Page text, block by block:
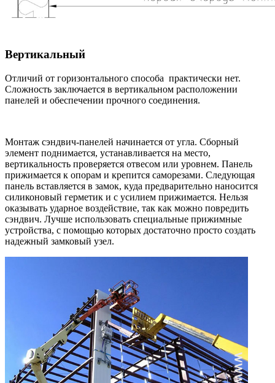
Вертикальный
Отличий от горизонтального способа практически нет.
Сложность заключается в вертикальном расположении
панелей и обеспечении прочного соединения.
Монтаж сэндвич-панелей начинается от угла. Сборный
элемент поднимается, устанавливается на место,
вертикальность проверяется отвесом или уровнем. Панель
прижимается к опорам и крепится саморезами. Следующая
панель вставляется в замок, куда предварительно наносится
силиконовый герметик и с усилием прижимается. Нельзя
оказывать ударное воздействие, так как можно повредить
сэндвич. Лучше использовать специальные прижимные
устройства, с помощью которых достаточно просто создать
надежный замковый узел.